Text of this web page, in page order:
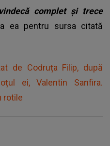
complet și trece
ea pentru sursa citată
de Codruța Filip, după
ei, Valentin Sanfira.
rotile